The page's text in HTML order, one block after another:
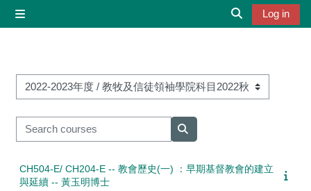
Log in
Course categories
Search courses
CH504-E/ CH204-E -- 教會歷史(一) ：早期基督教會的建立
與延續 -- 黃玉明博士